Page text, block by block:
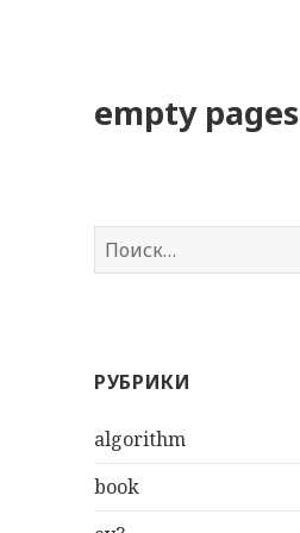
empty pages
Н
а
:РУБРИКИ
algorithm
book